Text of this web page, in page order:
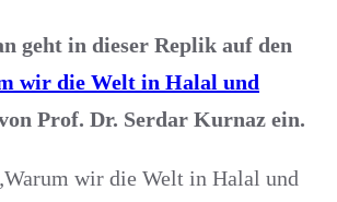
geht in dieser Replik auf den
wir die Welt in Halal und
Prof. Dr. Serdar Kurnaz ein.
wir die Welt in Halal und